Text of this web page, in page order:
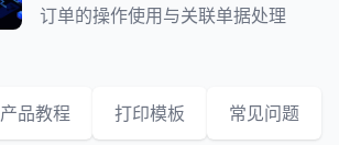
订单的操作使用与关联单据处理
产品教程 打印模板 常见问题